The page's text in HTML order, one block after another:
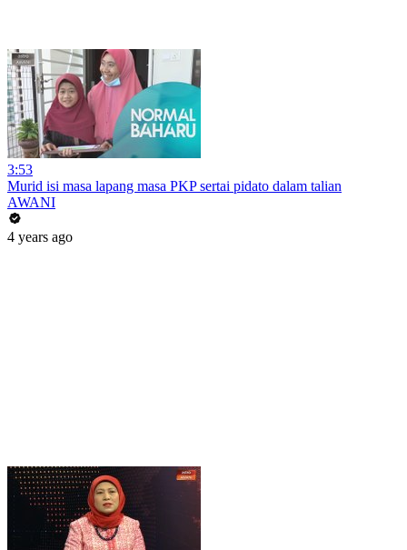
3:53
Murid isi masa lapang masa PKP sertai pidato dalam talian
AWANI
4 years ago